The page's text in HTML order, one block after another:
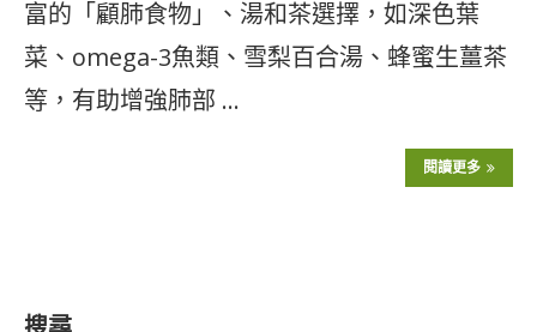
富的「顧肺食物」、湯和茶選擇，如深色葉
菜、omega-3魚類、雪梨百合湯、蜂蜜生薑茶
等，有助增強肺部 …
閱讀更多